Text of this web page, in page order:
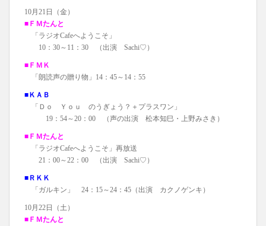
10月21日（金）
■ＦＭたんと
「ラジオCafeへようこそ」
10：30～11：30 （出演 Sachi♡）
■ＦＭＫ
「朗読声の贈り物」14：45～14：55
■ＫＡＢ
「Ｄｏ Ｙｏｕ のうぎょう？＋プラスワン」
19：54～20：00 （声の出演 松本知巳・上野みさき）
■ＦＭたんと
「ラジオCafeへようこそ」再放送
21：00～22：00 （出演 Sachi♡）
■ＲＫＫ
「ガルキン」 24：15～24：45（出演 カクノゲンキ）
10月22日（土）
■ＦＭたんと